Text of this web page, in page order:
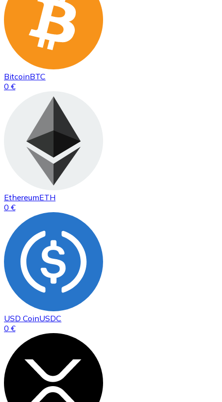
BitcoinBTC
0 €
EthereumETH
0 €
USD CoinUSDC
0 €